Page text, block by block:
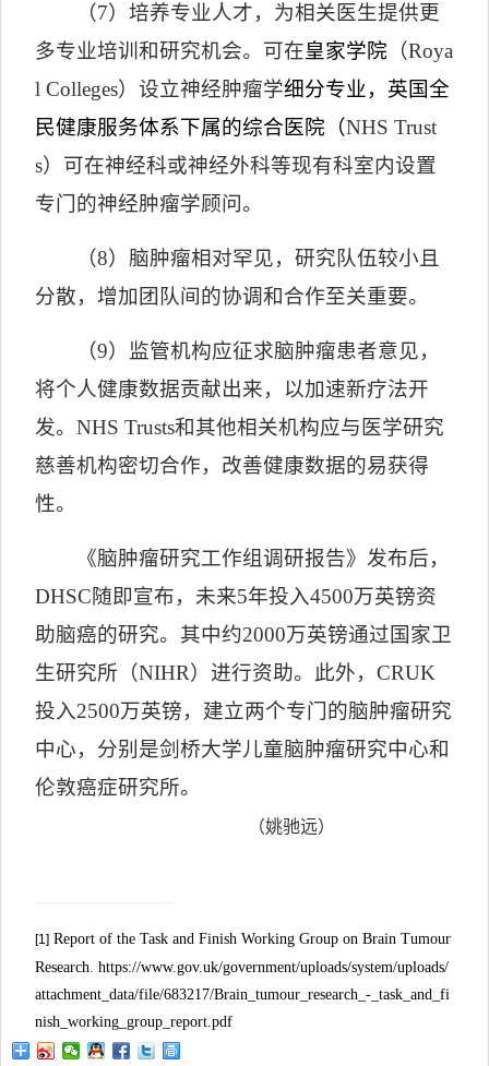
（7）培养专业人才，为相关医生提供更
多专业培训和研究机会。可在皇家学院 （Roya
l Colleges）设立神经肿瘤学细分专业，英国全
民健康服务体系下属的综合医院（NHS Trust
s） 可在神经科或神经外科等现有科室内设置
专门的神经肿瘤学顾问。
（8）脑肿瘤相对罕见，研究队伍较小且
分散，增加团队间的协调和合作至关重要。
（9）监管机构应征求脑肿瘤患者意见，
将个人健康数据贡献出来，以加速新疗法开
发。NHS Trusts和其他相关机构应与医学研究
慈善机构密切合作，改善健康数据的易获得
性。
《脑肿瘤研究工作组调研报告》发布后，
DHSC随即宣布，未来5年投入4500万英镑资
助脑癌的研究。其中约2000万英镑通过国家卫
生研究所（NIHR）进行资助。此外，CRUK
投入2500万英镑，建立两个专门的脑肿瘤研究
中心，分别是剑桥大学儿童脑肿瘤研究中心和
伦敦癌症研究所。
（姚驰远）
[1] Report of the Task and Finish Working Group on Brain Tumour
Research.https://www.gov.uk/government/uploads/system/uploads/
attachment_data/file/683217/Brain_tumour_research_-_task_and_fi
nish_working_group_report.pdf